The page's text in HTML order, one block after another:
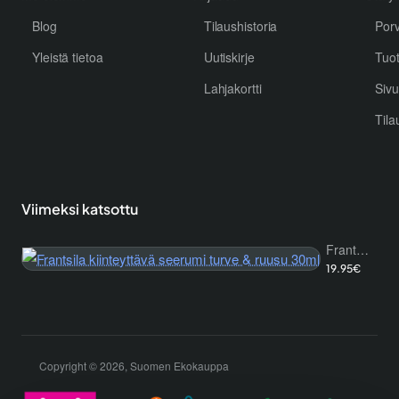
Blog
Yleistä tietoa
Tilaushistoria
Uutiskirje
Lahjakortti
Viimeksi katsottu
Frantsila kiinteyttävä seerumi turve & ruusu 30ml
19.95€
Copyright © 2026, Suomen Ekokauppa